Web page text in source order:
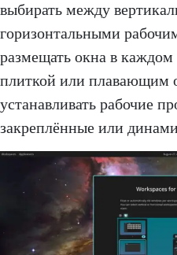
выбирать между
горизонтальными
размещать окна в каждом
плиткой или плавающим
устанавливать рабочие
закреплённые или